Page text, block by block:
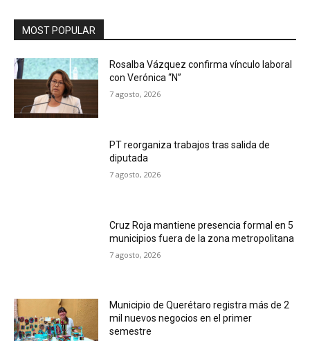
MOST POPULAR
Rosalba Vázquez confirma vínculo laboral
con Verónica “N”
7 agosto, 2026
PT reorganiza trabajos tras salida de
diputada
7 agosto, 2026
Cruz Roja mantiene presencia formal en 5
municipios fuera de la zona metropolitana
7 agosto, 2026
Municipio de Querétaro registra más de 2
mil nuevos negocios en el primer
semestre